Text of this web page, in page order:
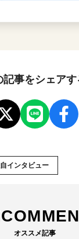
記事をシェアす
インタビュー
オススメ記事